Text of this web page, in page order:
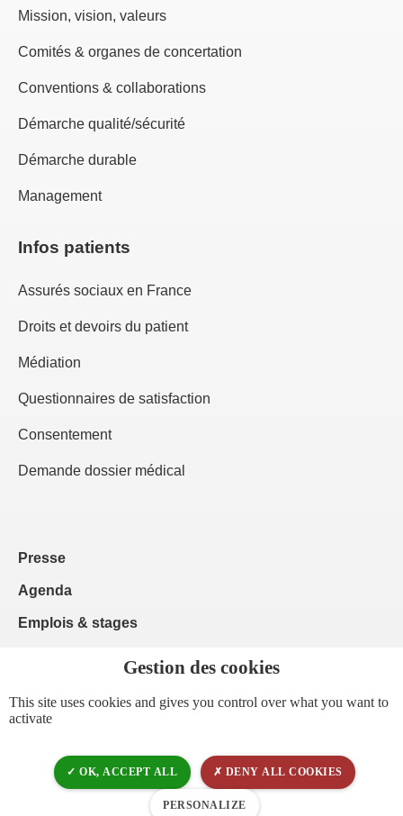
Mission, vision, valeurs
Comités & organes de concertation
Conventions & collaborations
Démarche qualité/sécurité
Démarche durable
Management
Infos patients
Assurés sociaux en France
Droits et devoirs du patient
Médiation
Questionnaires de satisfaction
Consentement
Demande dossier médical
Presse
Agenda
Emplois & stages
Actualités
Brochures
This site uses cookies and gives you control over what you want to
activate
OK, ACCEPT ALL DENY ALL COOKIES
PERSONALIZE